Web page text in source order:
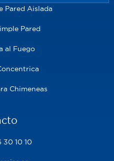
Pared Aislada
Pared
al Fuego
Chimeneas
30 10 10